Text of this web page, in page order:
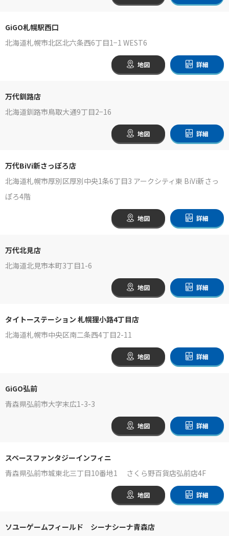
GiGO札幌駅西口
北海道札幌市北区北六条西6丁目1−1 WEST6
地図 詳細
万代釧路店
北海道釧路市鳥取大通9丁目2−16
地図 詳細
万代BiVi新さっぽろ店
北海道札幌市厚別区厚別中央1条6丁目3 アークシティ東 BiVi新さっ
ぽろ4階
地図 詳細
万代北見店
北海道北見市本町3丁目1-6
地図 詳細
タイトーステーション 札幌狸小路4丁目店
北海道札幌市中央区南二条西4丁目2-11
地図 詳細
GiGO弘前
青森県弘前市大字末広1-3-3
地図 詳細
スペースファンタジーインフィニ
青森県弘前市城東北三丁目10番地1 さくら野百貨店弘前店4F
地図 詳細
ソユーゲームフィールド シーナシーナ青森店